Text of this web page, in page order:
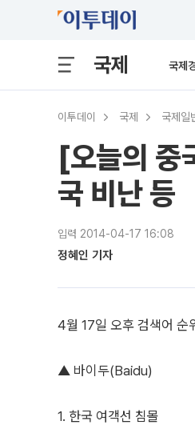
국제 국제
이투데이 국제 국제일
[오늘의 중
국 비난 등
입력 2014-04-17 16:08
정혜인 기자
4월 17일 오후 검색어 순
▲ 바이두(Baidu)
1. 한국 여객선 침몰